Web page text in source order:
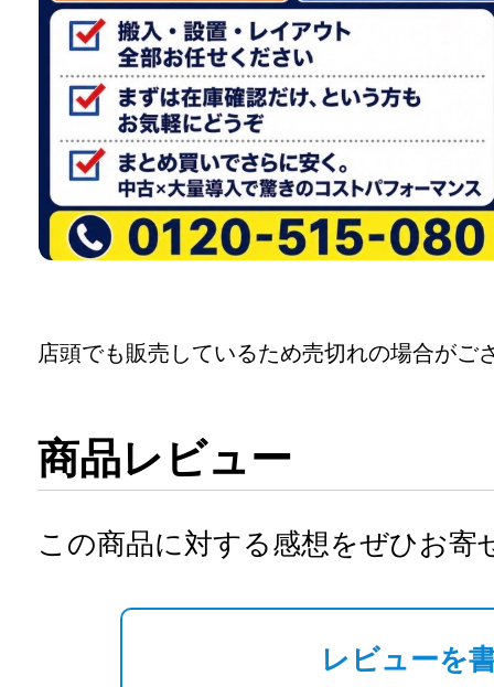
店頭でも販売しているため売切れの場合がご
商品レビュー
この商品に対する感想をぜひお寄
レビューを